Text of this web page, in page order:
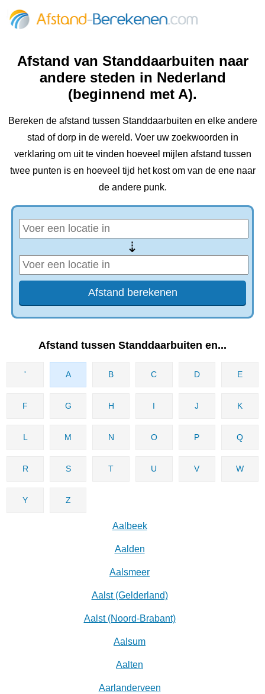
Afstand van Standdaarbuiten naar
andere steden in Nederland
(beginnend met A).
Bereken de afstand tussen Standdaarbuiten en elke andere
stad of dorp in de wereld. Voer uw zoekwoorden in
verklaring om uit te vinden hoeveel mijlen afstand tussen
twee punten is en hoeveel tijd het kost om van de ene naar
de andere punk.
⇢
Afstand tussen Standdaarbuiten en...
' A B C D E
F G H I J K
L M N O P Q
R S T U V W
Y Z
Aalbeek
Aalden
Aalsmeer
Aalst (Gelderland)
Aalst (Noord-Brabant)
Aalsum
Aalten
Aarlanderveen